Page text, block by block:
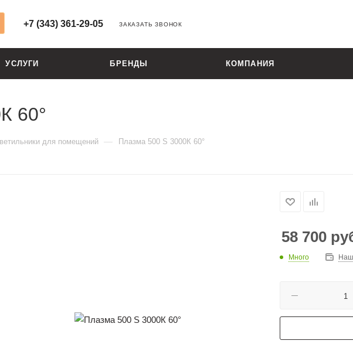
+7 (343) 361-29-05 ЗАКАЗАТЬ ЗВОНОК
УСЛУГИ БРЕНДЫ КОМПАНИЯ
60°
для помещений — Плазма 500 S 3000К 60°
58 700
Много